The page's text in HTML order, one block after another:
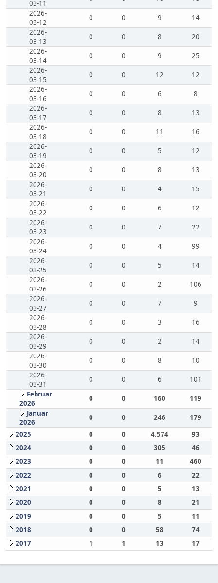
03-11
2026-
03-12
0 0 9
14
2026-
03-13
0 0 8
20
2026-
03-14
0 0 9
25
2026-
03-15
0 0 12
12
2026-
03-16
0 0 6
8
2026-
03-17
0 0 8
13
2026-
03-18
0 0 11
16
2026-
03-19
0 0 5
12
2026-
03-20
0 0 8
13
2026-
03-21
0 0 4
15
2026-
03-22
0 0 6
12
2026-
03-23
0 0 7
22
2026-
03-24
0 0 4
99
2026-
03-25
0 0 5
14
2026-
03-26
0 0 2
106
2026-
03-27
0 0 7
9
2026-
03-28
0 0 3
16
2026-
03-29
0 0 2
14
2026-
03-30
0 0 8
10
2026-
03-31
0 0 6
101
Februar
2026
0 0 160
119
Januar
2026
0 0 246
179
2025
0 0 4.574
93
2024
0 0 305
46
2023
0 0 11
460
2022
0 0 6
22
2021
0 0 5
13
2020
0 0 8
21
2019
0 0 5
11
2018
0 0 58
74
2017
1 1 13 17